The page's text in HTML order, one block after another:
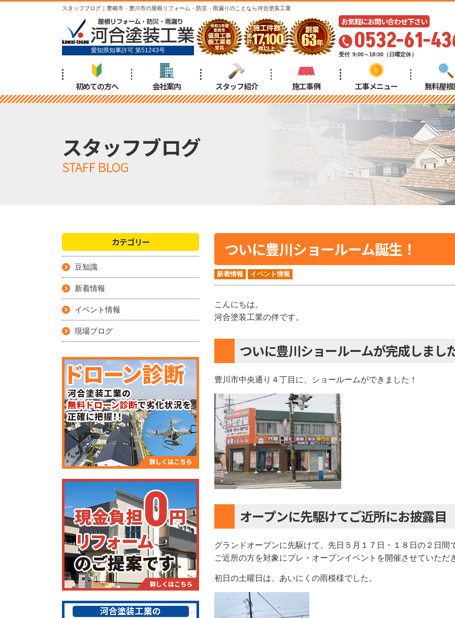
スタッフブログ｜豊橋市・豊川市の屋根リフォーム・防災・雨漏りのことなら河合塗装工業
愛知県知事許可 第51243号
お気軽にお問い合わせ下さい
0532-61-
受付 9:00～18:00（日曜定休）
初めての方へ 会社案内 スタッフ紹介 施工事例 工事メニュー 無料屋
スタッフブログ
STAFF BLOG
ついに豊川ショールーム誕生！
新着情報 イベント情報
こんにちは。
河合塗装工業の伴です。
ついに豊川ショールームが完成しまし
豊川市中央通り４丁目に、ショールームができました！
オープンに先駆けてご近所にお披露目
グランドオープンに先駆けて、先日５月１７日・１８日の２日間
ご近所の方を対象にプレ・オープンイベントを開催させていただ
初日の土曜日は、あいにくの雨模様でした。
カテゴリー
豆知識
新着情報
イベント情報
現場ブログ